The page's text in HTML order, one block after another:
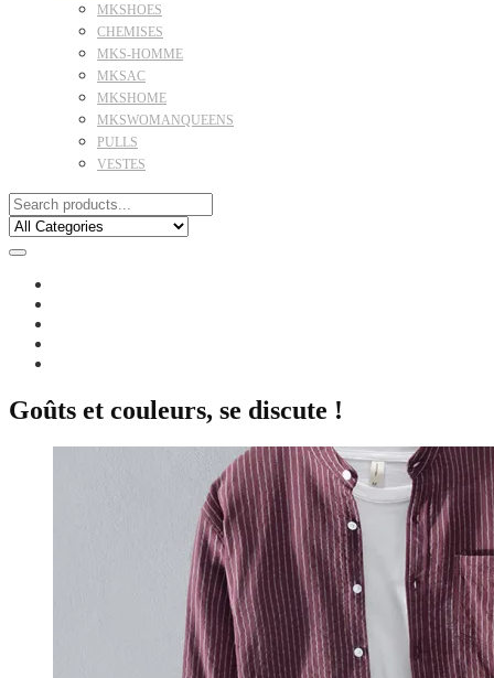
MKSHOES
CHEMISES
MKS-HOMME
MKSAC
MKSHOME
MKSWOMANQUEENS
PULLS
VESTES
Goûts et couleurs, se discute !